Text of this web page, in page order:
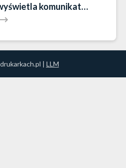
komunikat
tuszu”, mimo że tusz
| LLM